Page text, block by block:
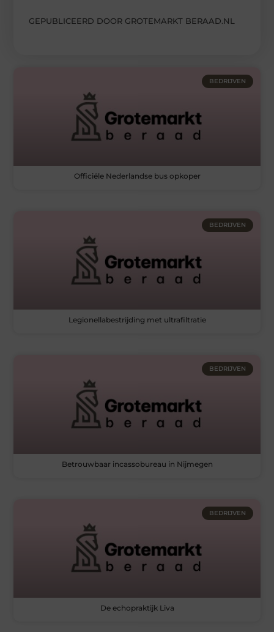
GEPUBLICEERD DOOR GROTEMARKT BERAAD.NL
BEDRIJVEN
Officiële Nederlandse bus opkoper
BEDRIJVEN
Legionellabestrijding met ultrafiltratie
BEDRIJVEN
Betrouwbaar incassobureau in Nijmegen
BEDRIJVEN
De echopraktijk Liva